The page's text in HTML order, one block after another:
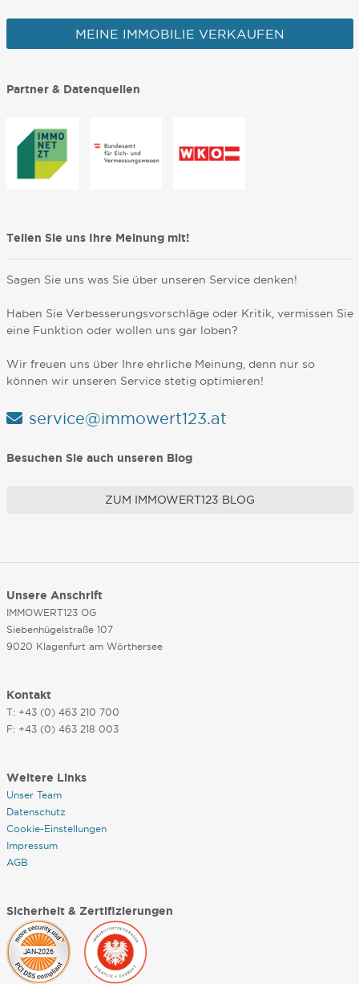
MEINE IMMOBILIE VERKAUFEN
Partner & Datenquellen
Teilen Sie uns Ihre Meinung mit!
Sagen Sie uns was Sie über unseren Service denken!
Haben Sie Verbesserungsvorschläge oder Kritik, vermissen Sie
eine Funktion oder wollen uns gar loben?
Wir freuen uns über Ihre ehrliche Meinung, denn nur so
können wir unseren Service stetig optimieren!
service@immowert123.at
Besuchen Sie auch unseren Blog
ZUM IMMOWERT123 BLOG
Unsere Anschrift
IMMOWERT123 OG
Siebenhügelstraße 107
9020 Klagenfurt am Wörthersee
Kontakt
T: +43 (0) 463 210 700
F: +43 (0) 463 218 003
Weitere Links
Unser Team
Datenschutz
Cookie-Einstellungen
Impressum
AGB
Sicherheit & Zertifizierungen